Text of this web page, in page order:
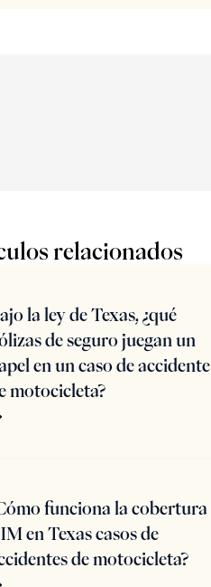
relacionados
la ley de Texas, ¿qué
de seguro juegan un
en un caso de accidente
motocicleta?
funciona la cobertura
en Texas casos de
de motocicleta?